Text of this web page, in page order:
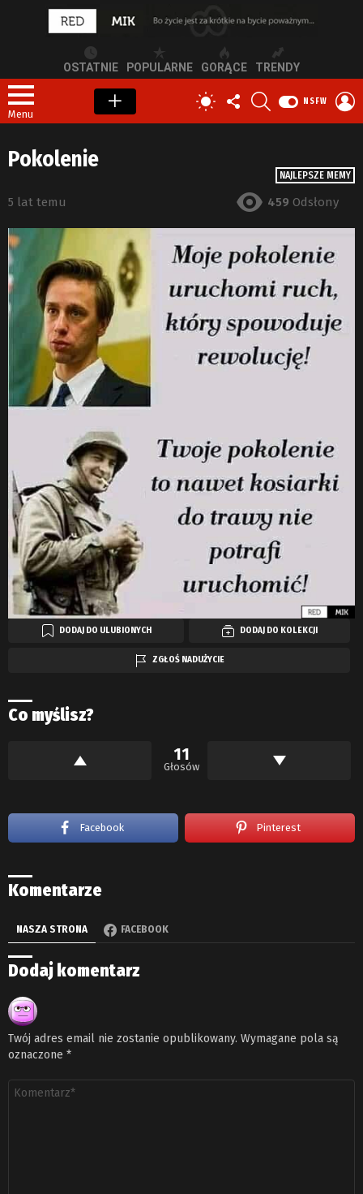
OSTATNIE POPULARNE GORĄCE TRENDY
Menu
PRZEŁĄCZ
SKÓRKĘ
OBSERWUJ
NAS
NSFW
NAJLEPSZE MEMY
Pokolenie
5 lat temu 459 Odsłony
DODAJ DO ULUBIONYCH DODAJ DO KOLEKCJI
ZGŁOŚ NADUŻYCIE
Co myślisz?
11
Głosów
Facebook Pinterest
Komentarze
NASZA STRONA FACEBOOK
Dodaj komentarz
Twój adres email nie zostanie opublikowany. Wymagane pola są
oznaczone *
Komentarz